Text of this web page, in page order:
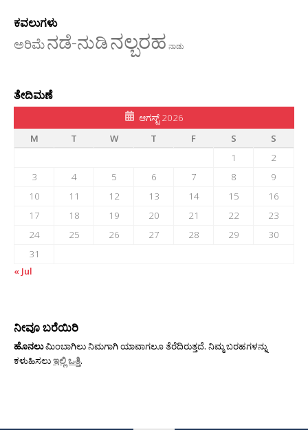
ಕವಲುಗಳು
ಅರಿಮೆನಡೆ-ನುಡಿನಲ್ಬರಹ ನಾಡು
ತೇದಿಮಣೆ
ಆಗಸ್ಟ್ 2026
M
T W T F S
S
1
2
3
4 5 6 7 8
9
10
11 12 13 14 15
16
17
18 19 20 21 22
23
24
25 26 27 28 29
30
31
« Jul
ನೀವೂ ಬರೆಯಿರಿ
ಹೊನಲುಮಿಂಬಾಗಿಲು ನಿಮಗಾಗಿ ಯಾವಾಗಲೂ ತೆರೆದಿರುತ್ತದೆ. ನಿಮ್ಮ ಬರಹಗಳನ್ನು
ಕಳುಹಿಸಲುಇಲ್ಲಿ ಒತ್ತಿ.